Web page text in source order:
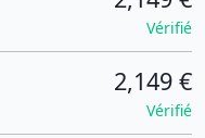
Vérifié
2,149 €
Vérifié